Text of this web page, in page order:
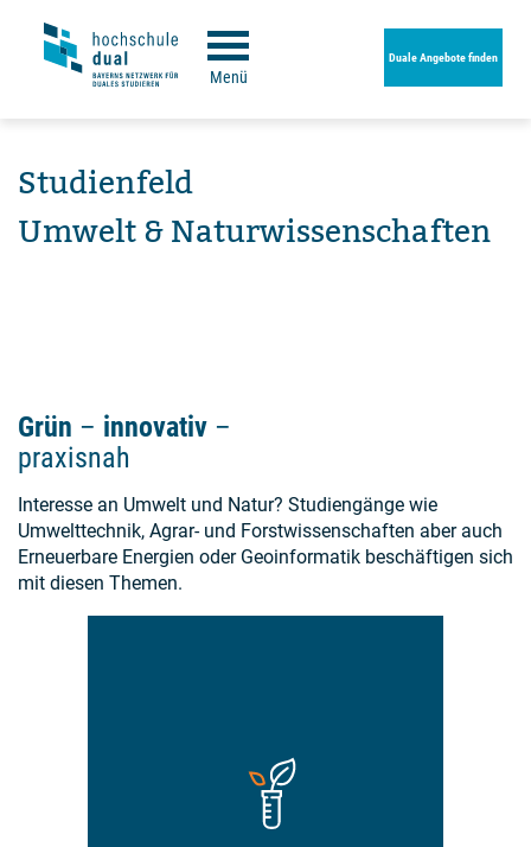
Menü
Duale Angebote finden
Studienfeld
Umwelt & Naturwissenschaften
Grün ­­­­­ – innovativ –
praxisnah
Interesse an Umwelt und Natur? Studiengänge wie
Umwelttechnik, Agrar- und Forstwissenschaften aber auch
Erneuerbare Energien oder Geoinformatik beschäftigen sich
mit diesen Themen.